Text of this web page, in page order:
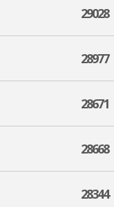
29028
28977
28671
28668
28344